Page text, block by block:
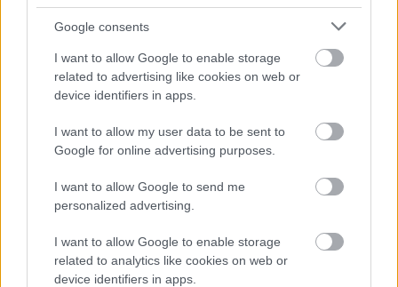
Google consents
I want to allow Google to enable storage
related to advertising like cookies on web or
device identifiers in apps.
I want to allow my user data to be sent to
Google for online advertising purposes.
I want to allow Google to send me
personalized advertising.
I want to allow Google to enable storage
related to analytics like cookies on web or
device identifiers in apps.
3 nap 4 óra 42 perc 53 másodperc
AC MilanvsManchester United2026-08-15 18:00
ELŐZŐ MÉRKŐZÉSEK
Támogatás
Támogasd adományoddal
a ManUtdFanatics.hu működését!